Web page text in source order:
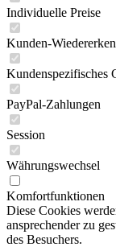
Individuelle Preise
Kunden-
Kundenspezifisches
PayPal-Zahlungen
Session
Währungswechsel
Komfortfunktionen
Diese Cookies
ansprechender zu
des Besuchers.